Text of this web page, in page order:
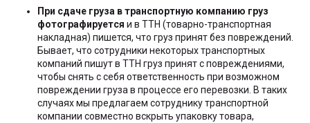
При сдаче груза в транспортную компанию груз
фотографируется и в ТТН (товарно-транспортная
накладная) пишется, что груз принят без повреждений.
Бывает, что сотрудники некоторых транспортных
компаний пишут в ТТН груз принят с повреждениями,
чтобы снять с себя ответственность при возможном
повреждении груза в процессе его перевозки. В таких
случаях мы предлагаем сотруднику транспортной
компании совместно вскрыть упаковку товара,